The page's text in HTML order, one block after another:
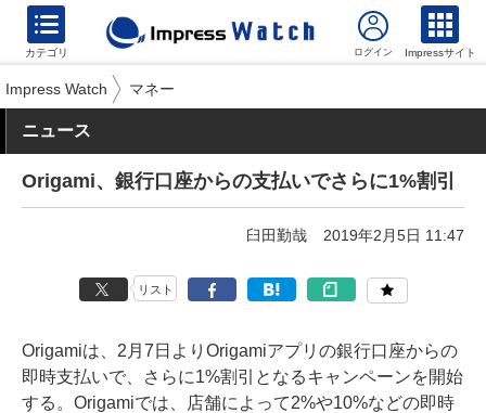
カテゴリ Impressサイト
Impress Watch マネー
ニュース
Origami、銀行口座からの支払いでさらに1%割引
臼田勤哉 2019年2月5日 11:47
リスト
Origamiは、2月7日よりOrigamiアプリの銀行口座からの
即時支払いで、さらに1%割引となるキャンペーンを開始
する。Origamiでは、店舗によって2%や10%などの即時